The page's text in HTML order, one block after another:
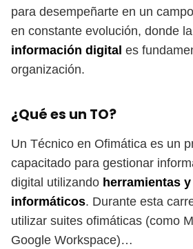
para desempeñarte en un
en constante evolución, donde la
información digital es
organización.
¿Qué es un TO?
Un Técnico en Ofimática es un
capacitado para gestionar
digital utilizando herramientas
informáticos. Durante esta
utilizar suites ofimáticas (como
Google Workspace)…